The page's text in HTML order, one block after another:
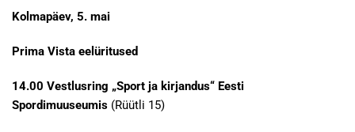
Kolmapäev, 5. mai
Prima Vista eelüritused
14.00 Vestlusring „Sport ja kirjandus“ Eesti
Spordimuuseumis (Rüütli 15)